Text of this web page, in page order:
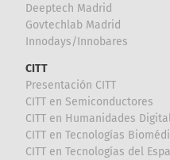
Deeptech Madrid
Govtechlab Madrid
Innodays/Innobares
CITT
Presentación CITT
CITT en Semiconductores
CITT en Humanidades
CITT en Tecnologías
CITT en Tecnologías del